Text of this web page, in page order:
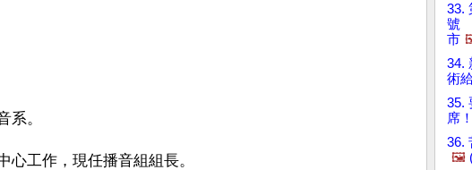
系。
心工作，現任播音組組長。
33.
號
市
34.
術
35.
席
36.
🖼️